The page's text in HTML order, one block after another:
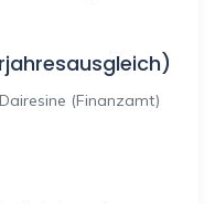
(Finanzamt)